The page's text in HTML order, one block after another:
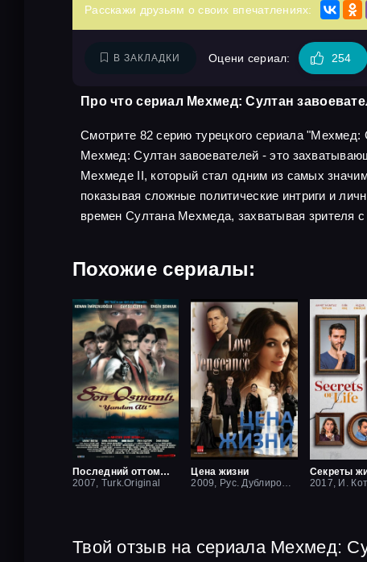
Расскажи друзьям о своих впечатлениях:
В ЗАКЛАДКИ Оцени сериал: 254
Про что сериал Мехмед: Султан
Смотрите 82 серию турецкого сериала "Мехмед:
Мехмед: Султан завоевателей - это
Мехмеде II, который стал одним из самых
показывая сложные политические интриги и
времен Султана Мехмеда, захватывая зрителя
Похожие сериалы:
Последний оттоман: Яндим Али
2007, Turk.Original
Цена жизни
Секреты
2017, И.
Твой отзыв на сериала Мехмед: